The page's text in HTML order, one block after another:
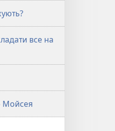
все на
Мойсея